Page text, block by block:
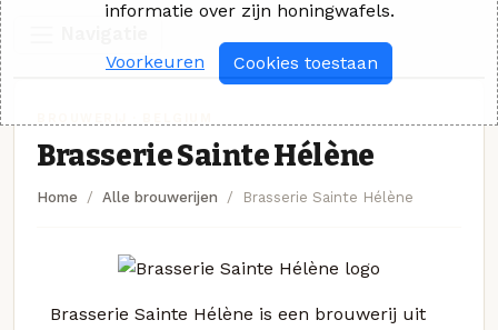
Brasserie Sainte Hélène
Home Alle brouwerijen Brasserie Sainte Hélène
Brasserie Sainte Hélène is een brouwerij uit
informatie over zijn honingwafels.
Voorkeuren Cookies toestaan